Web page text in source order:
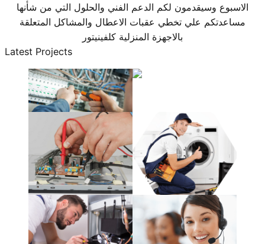
الاسبوع وسيقدمون لكم الدعم الفني والحلول التي من شأنها
مساعدتكم علي تخطي عقبات الاعطال والمشاكل المتعلقة
بالاجهزة المنزلية كلفينيتور
Latest Projects